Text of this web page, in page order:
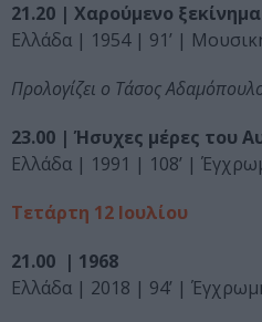
21.20 | Χαρούμενο ξεκίνημα
Ελλάδα | 1954 | 91’ |
Προλογίζει ο Τάσος
23.00 | Ήσυχες μέρες του
Ελλάδα | 1991 | 108’ |
Τετάρτη 12 Ιουλίου
21.00 | 1968
Ελλάδα | 2018 | 94’ |